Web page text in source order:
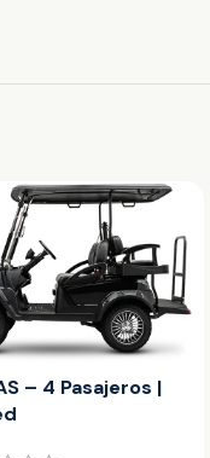
– 4 Pasajeros |